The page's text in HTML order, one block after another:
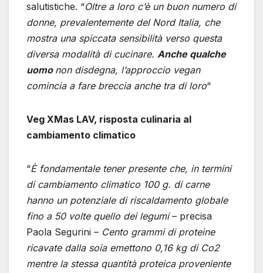
salutistiche. “Oltre a loro c’è un buon numero di
donne, prevalentemente del Nord Italia, che
mostra una spiccata sensibilità verso questa
diversa modalità di cucinare. Anche qualche
uomo non disdegna, l’approccio vegan
comincia a fare breccia anche tra di loro“
Veg XMas LAV, risposta culinaria al
cambiamento climatico
“È fondamentale tener presente che, in termini
di cambiamento climatico 100 g. di carne
hanno un potenziale di riscaldamento globale
fino a 50 volte quello dei legumi– precisa
Paola Segurini – Cento grammi di proteine
ricavate dalla soia emettono 0,16 kg di Co2
mentre la stessa quantità proteica proveniente